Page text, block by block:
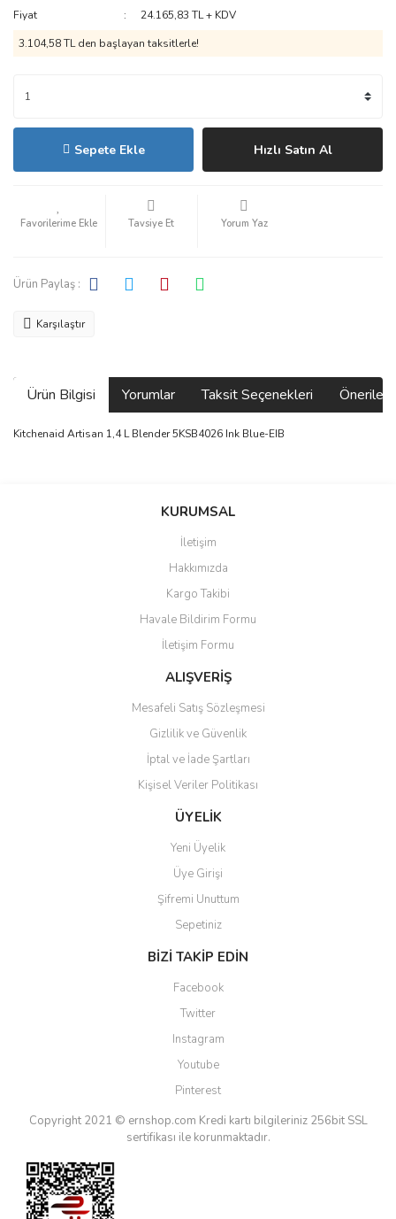
Fiyat
24.165,83 TL + KDV
3.104,58 TL den başlayan taksitlerle!
Sepete Ekle Hızlı Satın Al
Tavsiye Et Yorum Yaz
Ürün Paylaş :
Karşılaştır
Ürün Bilgisi Yorumlar Taksit Seçenekleri
Kitchenaid Artisan 1,4 L Blender 5KSB4026 Ink Blue-EIB
Bu ürüne ilk yorumu siz yapın!
Ürün resmi kalitesiz, bozuk veya görüntülenemiyor.
Ürün açıklamasında eksik bilgiler bulunuyor.
Ürün bilgilerinde hatalar bulunuyor.
Ürün fiyatı diğer sitelerden daha pahalı.
Bu ürüne benzer farklı alternatifler olmalı.
Gönder
KURUMSAL
İletişim
Hakkımızda
Kargo Takibi
Havale Bildirim Formu
İletişim Formu
ALIŞVERİŞ
Mesafeli Satış Sözleşmesi
Gizlilik ve Güvenlik
İptal ve İade Şartları
Kişisel Veriler Politikası
ÜYELİK
Yeni Üyelik
Üye Girişi
Şifremi Unuttum
Sepetiniz
BİZİ TAKİP EDİN
Facebook
Twitter
Instagram
Youtube
Pinterest
Copyright 2021 © ernshop.com Kredi kartı bilgileriniz 256bit SSL
sertifikası ile korunmaktadır.